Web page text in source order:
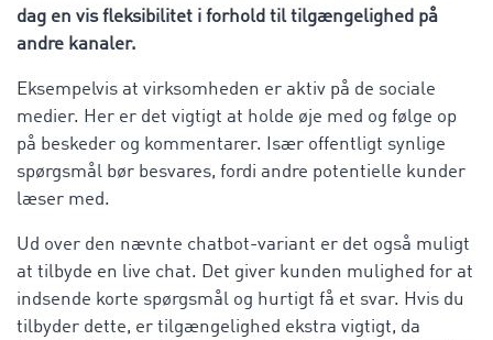
dag en vis fleksibilitet i forhold til tilgængelighed på
andre kanaler.
Eksempelvis at virksomheden er aktiv på de sociale
medier. Her er det vigtigt at holde øje med og følge op
på beskeder og kommentarer. Især offentligt synlige
spørgsmål bør besvares, fordi andre potentielle kunder
læser med.
Ud over den nævnte chatbot-variant er det også muligt
at tilbyde en live chat. Det giver kunden mulighed for at
indsende korte spørgsmål og hurtigt få et svar. Hvis du
tilbyder dette, er tilgængelighed ekstra vigtigt, da